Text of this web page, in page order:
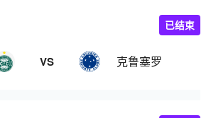
VS 克鲁塞罗
已结束